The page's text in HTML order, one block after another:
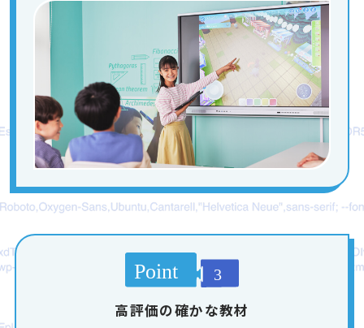
高評価の確かな教材